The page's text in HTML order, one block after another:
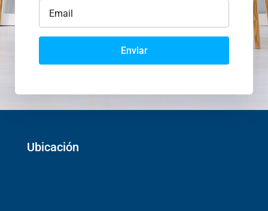
Enviar
Ubicación